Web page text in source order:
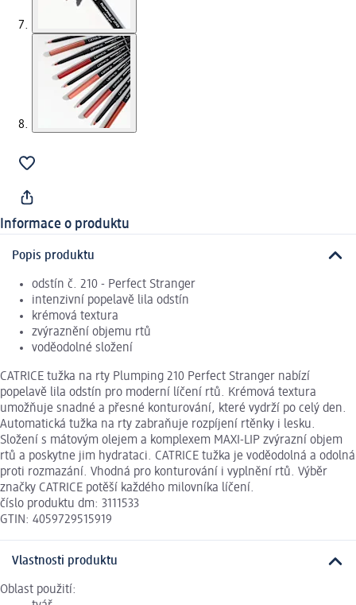
Informace o produktu
Popis produktu
odstín č. 210 - Perfect Stranger
intenzivní popelavě lila odstín
krémová textura
zvýraznění objemu rtů
voděodolné složení
CATRICE tužka na rty Plumping 210 Perfect Stranger nabízí
popelavě lila odstín pro moderní líčení rtů. Krémová textura
umožňuje snadné a přesné konturování, které vydrží po celý den.
Automatická tužka na rty zabraňuje rozpíjení rtěnky i lesku.
Složení s mátovým olejem a komplexem MAXI-LIP zvýrazní objem
rtů a poskytne jim hydrataci. CATRICE tužka je voděodolná a odolná
proti rozmazání. Vhodná pro konturování i vyplnění rtů. Výběr
značky CATRICE potěší každého milovníka líčení.
číslo produktu dm: 3111533
GTIN: 4059729515919
Vlastnosti produktu
Oblast použití: